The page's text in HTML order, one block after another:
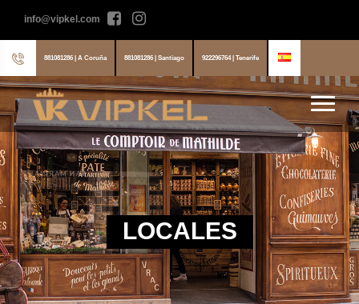
info@vipkel.com
881081286 | A Coruña 881081286 | Santiago 922296764 | Tenerife
LOCALES